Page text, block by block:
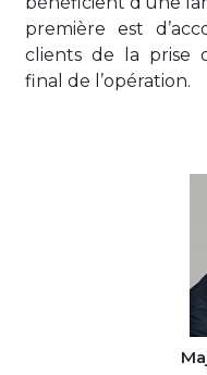
première est
clients de la prise
final de l’opération.